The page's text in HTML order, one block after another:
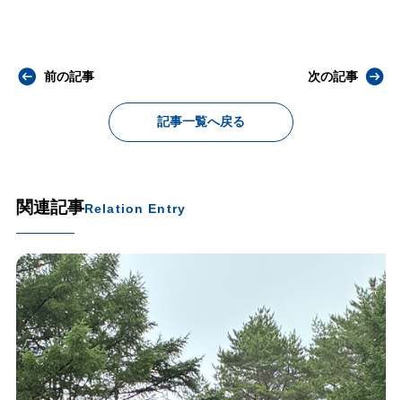
前の記事
記事一覧へ戻る
次の記事
関連記事Relation Entry